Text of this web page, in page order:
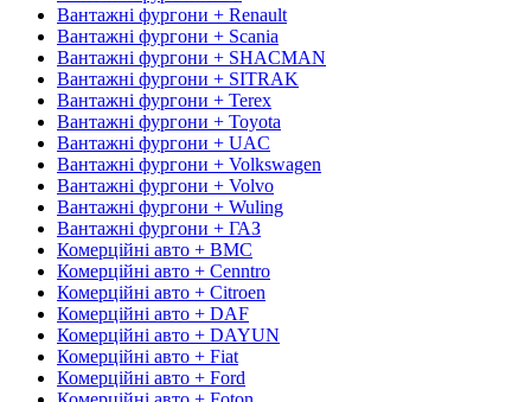
Вантажні фургони + Renault
Вантажні фургони + Scania
Вантажні фургони + SHACMAN
Вантажні фургони + SITRAK
Вантажні фургони + Terex
Вантажні фургони + Toyota
Вантажні фургони + UAC
Вантажні фургони + Volkswagen
Вантажні фургони + Volvo
Вантажні фургони + Wuling
Вантажні фургони + ГАЗ
Комерційні авто + BMC
Комерційні авто + Cenntro
Комерційні авто + Citroen
Комерційні авто + DAF
Комерційні авто + DAYUN
Комерційні авто + Fiat
Комерційні авто + Ford